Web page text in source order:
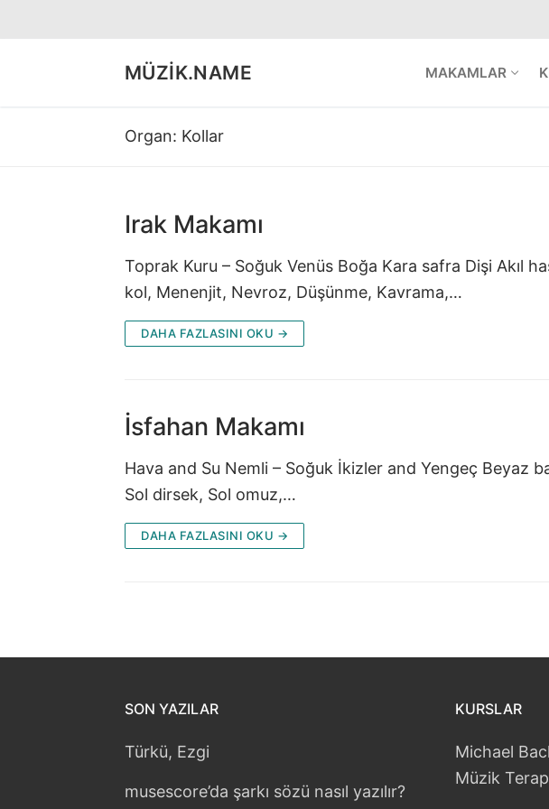
atla
MÜZIK.NAME MAKAMLAR
Organ: Kollar
Irak Makamı
Toprak Kuru – Soğuk Venüs Boğa Kara safra Dişi Akıl
kol, Menenjit, Nevroz, Düşünme, Kavrama,…
DAHA FAZLASINI OKU →
İsfahan Makamı
Hava and Su Nemli – Soğuk İkizler and Yengeç Beyaz
Sol dirsek, Sol omuz,…
DAHA FAZLASINI OKU →
SON YAZILAR
Türkü, Ezgi
musescore’da şarkı sözü nasıl yazılır?
KURSLAR
Michael
Müzik